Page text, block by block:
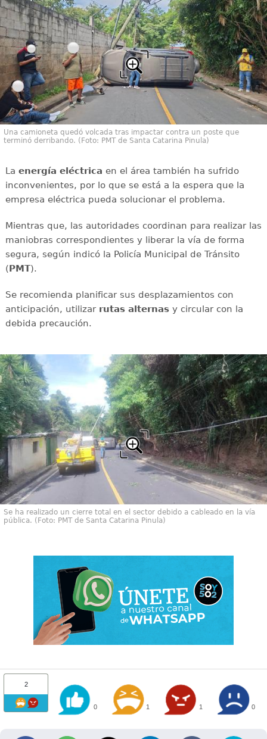
Una camioneta quedó volcada tras impactar contra un poste que
terminó derribando. (Foto: PMT de Santa Catarina Pinula)
La energía eléctrica en el área también ha sufrido
inconvenientes, por lo que se está a la espera que la
empresa eléctrica pueda solucionar el problema.
Mientras que, las autoridades coordinan para realizar las
maniobras correspondientes y liberar la vía de forma
segura, según indicó la Policía Municipal de Tránsito
(PMT).
Se recomienda planificar sus desplazamientos con
anticipación, utilizar rutas alternasy circular con la
debida precaución.
Se ha realizado un cierre total en el sector debido a cableado en la vía
pública. (Foto: PMT de Santa Catarina Pinula)
2
0 1 1 0